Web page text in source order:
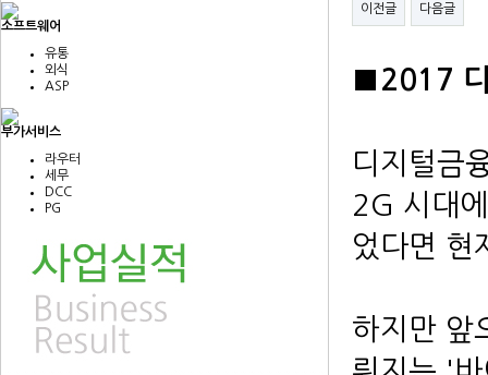
소프트웨어
유통
외식
ASP
부가서비스
라우터
세무
DCC
PG
이전글 다음글
■2017
디지털금
2G 시대
었다면 현
하지만 앞